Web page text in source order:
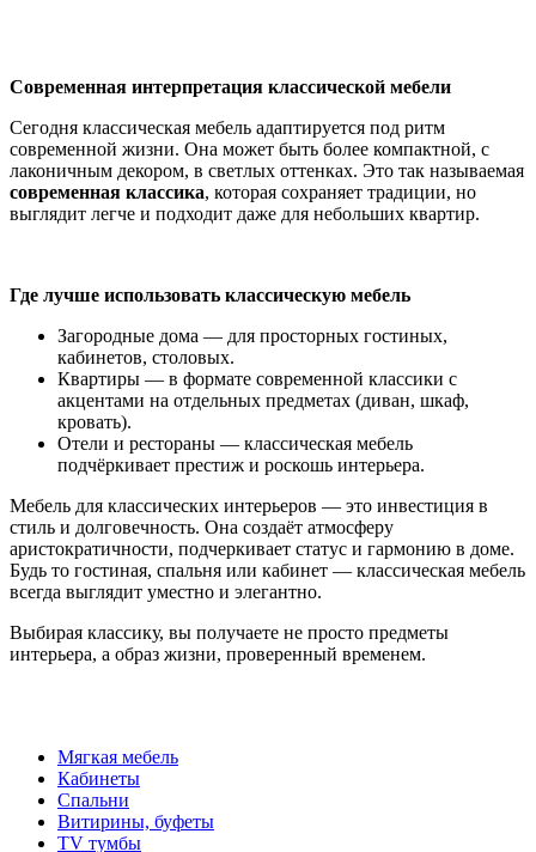
Современная интерпретация классической мебели
Сегодня классическая мебель адаптируется под ритм
современной жизни. Она может быть более компактной, с
лаконичным декором, в светлых оттенках. Это так называемая
современная классика, которая сохраняет традиции, но
выглядит легче и подходит даже для небольших квартир.
Где лучше использовать классическую мебель
Загородные дома — для просторных гостиных,
кабинетов, столовых.
Квартиры — в формате современной классики с
акцентами на отдельных предметах (диван, шкаф,
кровать).
Отели и рестораны — классическая мебель
подчёркивает престиж и роскошь интерьера.
Мебель для классических интерьеров — это инвестиция в
стиль и долговечность. Она создаёт атмосферу
аристократичности, подчеркивает статус и гармонию в доме.
Будь то гостиная, спальня или кабинет — классическая мебель
всегда выглядит уместно и элегантно.
Выбирая классику, вы получаете не просто предметы
интерьера, а образ жизни, проверенный временем.
Мягкая мебель
Кабинеты
Спальни
Витирины, буфеты
TV тумбы